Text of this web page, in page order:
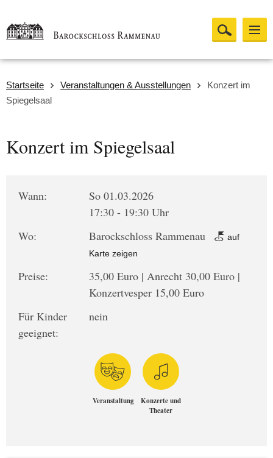
Startseite Veranstaltungen & Ausstellungen
Konzert im
Spiegelsaal
Konzert im Spiegelsaal
Wann:
So 01.03.2026
17:30 - 19:30 Uhr
Wo:
Barockschloss Rammenau
auf
Karte zeigen
Preise:
35,00 Euro | Anrecht 30,00 Euro |
Konzertvesper 15,00 Euro
Für Kinder
geeignet:
nein
Veranstaltung
Konzerte und
Theater